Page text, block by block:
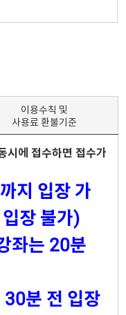
이용수칙 및
사용료 환불기준
시에 접수하면 접수가
지 입장 가
장 불가)
좌는 20분
분 전 입장